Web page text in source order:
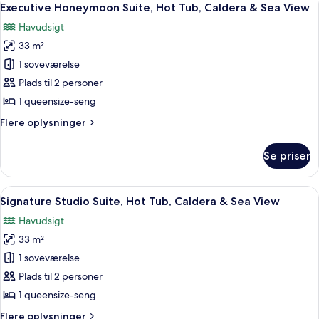
View
1
Hot
Tub,
Caldera
&
Sea
View
alle
billeder
af
Executive
Honeymoon
Suite,
Tub,
Sea
View
18
Executive Honeymoon Suite, Hot Tub, Caldera & Sea View
Havudsigt
33 m²
1 soveværelse
Plads til 2 personer
1 queensize-seng
Flere oplysninger
Flere
Honeymoon
Suite,
Hot
Tub,
Caldera
&
Sea
View
Se priser
Indlæs
alle
billeder
af
Signature
Studio
Suite,
En balkon med udsigt over havet, et
10
Signature Studio Suite, Hot Tub, Caldera & Sea View
Havudsigt
33 m²
1 soveværelse
Plads til 2 personer
1 queensize-seng
Flere oplysninger
Flere